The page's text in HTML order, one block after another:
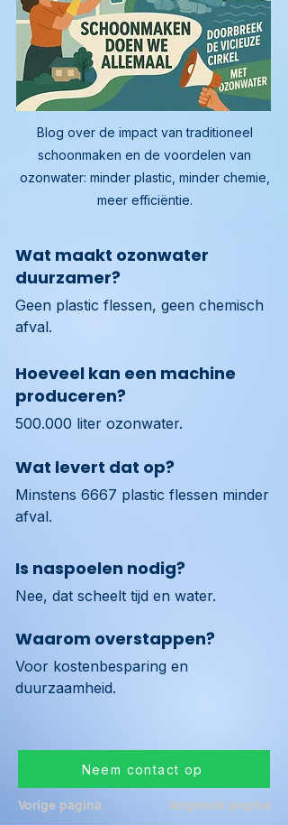
Blog over de impact van traditioneel
schoonmaken en de voordelen van
ozonwater: minder plastic, minder chemie,
meer efficiëntie.
Wat maakt ozonwater
duurzamer?
Geen plastic flessen, geen chemisch
afval.
Hoeveel kan een machine
produceren?
500.000 liter ozonwater.
Wat levert dat op?
Minstens 6667 plastic flessen minder
afval.
Is naspoelen nodig?
Nee, dat scheelt tijd en water.
Waarom overstappen?
Voor kostenbesparing en
duurzaamheid.
Neem contact op
Vorige pagina Volgende pagina